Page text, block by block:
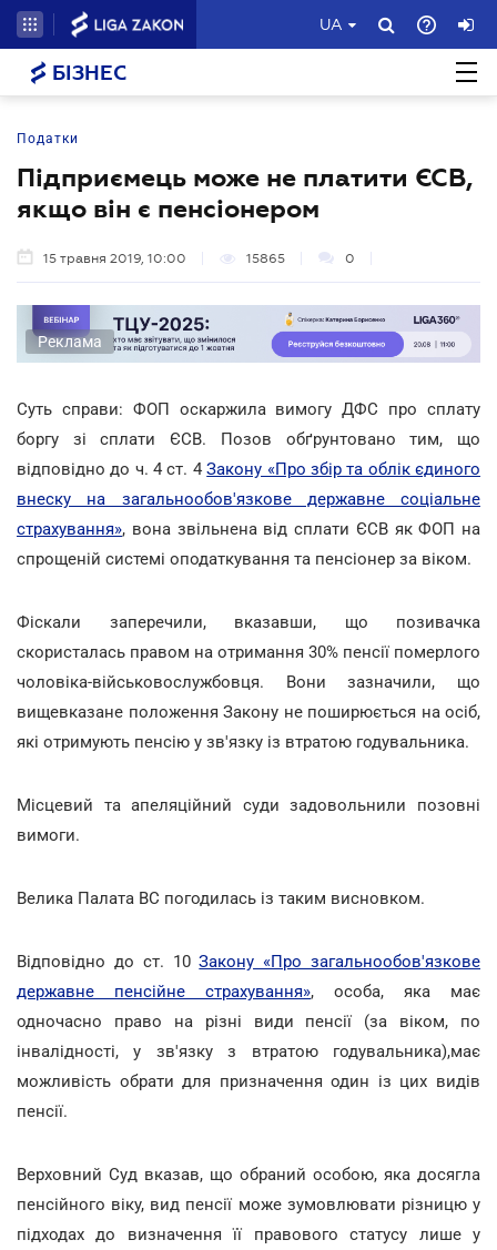
UA
БІЗНЕС
Податки
Підприємець може не платити ЄСВ,
якщо він є пенсіонером
15 травня 2019, 10:00 15865 0
Реклама
Суть справи: ФОП оскаржила вимогу ДФС про сплату
боргу зі сплати ЄСВ. Позов обґрунтовано тим, що
відповідно до ч. 4 ст. 4Закону «Про збір та облік єдиного
внеску на загальнообов'язкове державне соціальне
страхування», вона звільнена від сплати ЄСВ як ФОП на
спрощеній системі оподаткування та пенсіонер за віком.
Фіскали заперечили, вказавши, що позивачка
скористалась правом на отримання 30% пенсії померлого
чоловіка-військовослужбовця. Вони зазначили, що
вищевказане положення Закону не поширюється на осіб,
які отримують пенсію у зв'язку із втратою годувальника.
Місцевий та апеляційний суди задовольнили позовні
вимоги.
Велика Палата ВС погодилась із таким висновком.
Відповідно до ст. 10Закону «Про загальнообов'язкове
державне пенсійне страхування», особа, яка має
одночасно право на різні види пенсії (за віком, по
інвалідності, у зв'язку з втратою годувальника),має
можливість обрати для призначення один із цих видів
пенсії.
Верховний Суд вказав, що обраний особою, яка досягла
пенсійного віку, вид пенсії може зумовлювати різницю у
підходах до визначення її правового статусу лише у